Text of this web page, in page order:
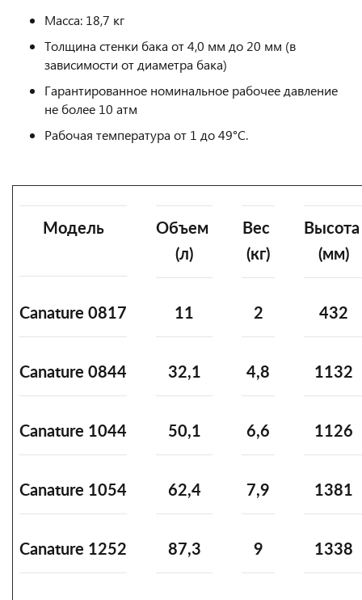
Масса: 18,7 кг
Толщина стенки бака от 4,0 мм до 20 мм (в
зависимости от диаметра бака)
Гарантированное номинальное рабочее давление
не более 10 атм
Рабочая температура от 1 до 49°C.
Модель
Объем
(л)
Вес
(кг)
(мм)
Canature 0817 11 2 432
Canature 0844 32,1 4,8 1132
Canature 1044 50,1 6,6 1126
Canature 1054 62,4 7,9 1381
Canature 1252 87,3 9 1338